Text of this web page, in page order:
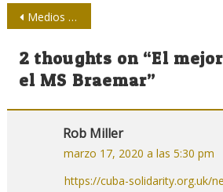
Navegación
de
entradas
Medios de EE.UU. critican duro a Trump por mal manejo de pandemia Covid-19
2 thoughts on “El
el MS Braemar”
Rob Miller
marzo 17, 2020 a las 5:30 pm
https://cuba-solidarity.org.uk/